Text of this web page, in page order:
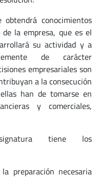
conocimientos
la empresa, que es el
su actividad y a
de carácter
empresariales son
a la consecución
han de tomarse en
y comerciales,
tiene los
preparación necesaria